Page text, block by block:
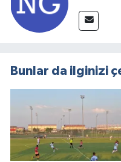
Bunlar da ilginizi